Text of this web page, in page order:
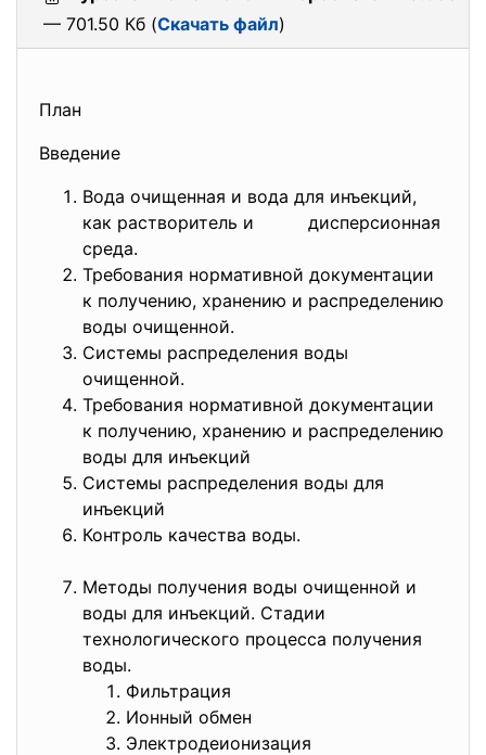
— 701.50 Кб (Скачать файл)
План
Введение
Вода очищенная и вода для инъекций,
как растворитель и дисперсионная
среда.
Требования нормативной документации
к получению, хранению и распределению
воды очищенной.
Системы распределения воды
очищенной.
Требования нормативной документации
к получению, хранению и распределению
воды для инъекций
Системы распределения воды для
инъекций
Контроль качества воды.
Методы получения воды очищенной и
воды для инъекций. Стадии
технологического процесса получения
воды.
Фильтрация
Ионный обмен
Электродеионизация